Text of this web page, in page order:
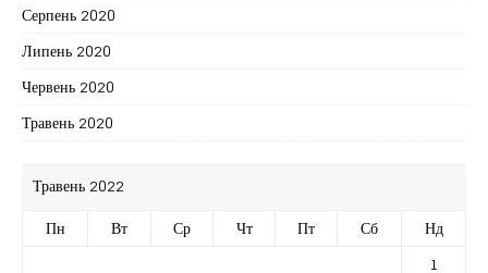
Серпень 2020
Липень 2020
Червень 2020
Травень 2020
Травень 2022
Пн
Вт Ср Чт Пт Сб
Нд
1